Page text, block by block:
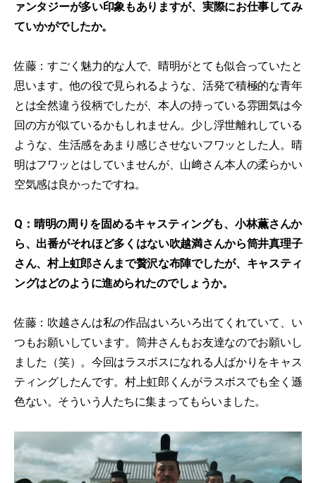
ァンタジーが多い印象もありますが、実際にお仕事してみ
ていかがでしたか。
佐藤：すごく魅力的な人で、晴明がとても似合っていたと
思います。他の役で見られるような、活発で積極的な青年
とは全然違う役柄でしたが、本人の持っている雰囲気は今
回の方が似ているかもしれません。少し浮世離れしている
ような、生活感をあまり感じさせないフワッとした人。晴
明はフワッとはしていませんが、山﨑さん本人の柔らかい
空気感は良かったですね。
Q：晴明の周りを固めるキャスティングも、小林薫さんか
ら、出番がそれほど多くはない吹越満さんから筒井真理子
さん、村上虹郎さんまで贅沢な布陣でしたが、キャスティ
ングはどのように進められたのでしょうか。
佐藤：吹越さんは私の作品はいろいろ出てくれていて、い
つもお願いしています。筒井さんもお友達なのでお願いし
ました（笑）。今回はラスボスになれる人ばかりをキャス
ティングしたんです。村上虹郎くんがラスボスでも全く遜
色ない。そういう人たちに集まってもらいました。